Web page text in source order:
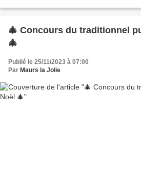
🎄 Concours du traditionnel
🎄
Publié le 25/11/2023 à 07:00
Par Maurs la Jolie